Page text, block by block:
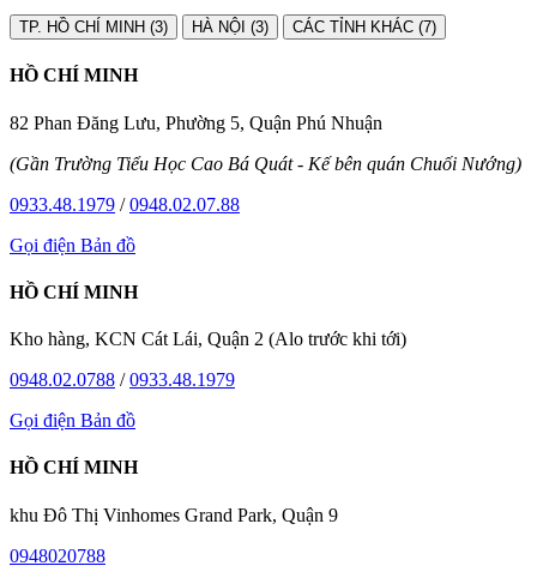
TP. HỒ CHÍ MINH (3) HÀ NỘI (3) CÁC TỈNH KHÁC (7)
HỒ CHÍ MINH
82 Phan Đăng Lưu, Phường 5, Quận Phú Nhuận
(Gần Trường Tiểu Học Cao Bá Quát - Kế bên quán Chuối Nướng)
0933.48.1979 /0948.02.07.88
Gọi điện Bản đồ
HỒ CHÍ MINH
Kho hàng, KCN Cát Lái, Quận 2 (Alo trước khi tới)
0948.02.0788 /0933.48.1979
Gọi điện Bản đồ
HỒ CHÍ MINH
khu Đô Thị Vinhomes Grand Park, Quận 9
0948020788